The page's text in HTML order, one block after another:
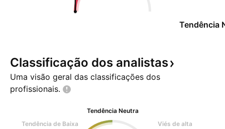
Tendência
Classificação dos analistas
Uma visão geral das classificações dos
profissionais.
Tendência Neutra
Tendência de Baixa
Viés de alta